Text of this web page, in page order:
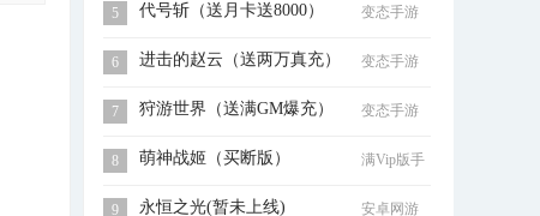
5
代号斩（送月卡送8000） 变态手游
6 进击的赵云（送两万真充） 变态手游
7 狩游世界（送满GM爆充） 变态手游
8 萌神战姬（买断版）
满Vip版手
9
永恒之光(暂未上线) 安卓网游